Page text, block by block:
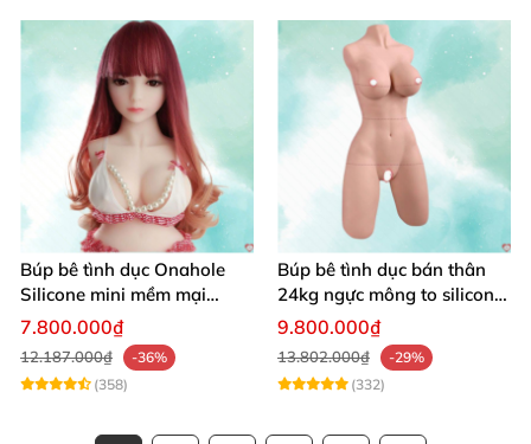
Búp bê tình dục Onahole
Silicone mini mềm mại
54cm
7.800.000₫
12.187.000₫
-36%
(358)
Búp bê tình dục bán thân
24kg ngực mông to silicon y
tế siêu thật
9.800.000₫
13.802.000₫
-29%
(332)